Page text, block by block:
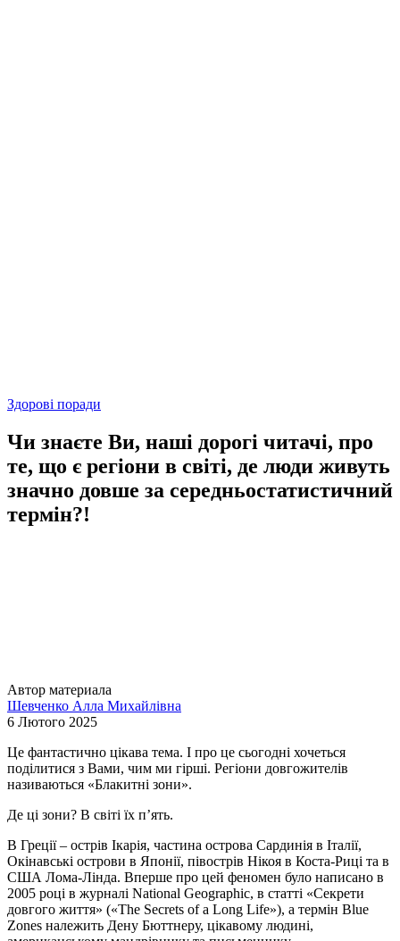
Здорові поради
Чи знаєте Ви, наші дорогі читачі, про
те, що є регіони в світі, де люди живуть
значно довше за середньостатистичний
термін?!
Автор материала
Шевченко Алла Михайлівна
6 Лютого 2025
Це фантастично цікава тема. І про це сьогодні хочеться
поділитися з Вами, чим ми гірші. Регіони довгожителів
називаються «Блакитні зони».
Де ці зони? В світі їх п’ять.
В Греції – острів Ікарія, частина острова Сардинія в Італії,
Окінавські острови в Японії, півострів Нікоя в Коста-Риці та в
США Лома-Лінда. Вперше про цей феномен було написано в
2005 році в журналі National Geographic, в статті «Секрети
довгого життя» («The Secrets of a Long Life»), а термін Blue
Zones належить Дену Бюттнеру, цікавому людині,